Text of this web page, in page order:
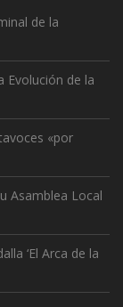
de la
Evolución de la
«por
Asamblea Local
‘El Arca de la